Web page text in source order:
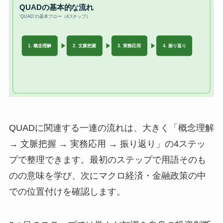
QUADに関連する一連の流れは、大きく「概念理解
→ 文脈把握 → 実務応用 → 振り返り」の4ステッ
プで整理できます。最初のステップで用語そのも
のの意味を学び、次にマクロ経済・金融政策の中
での位置付けを確認します。